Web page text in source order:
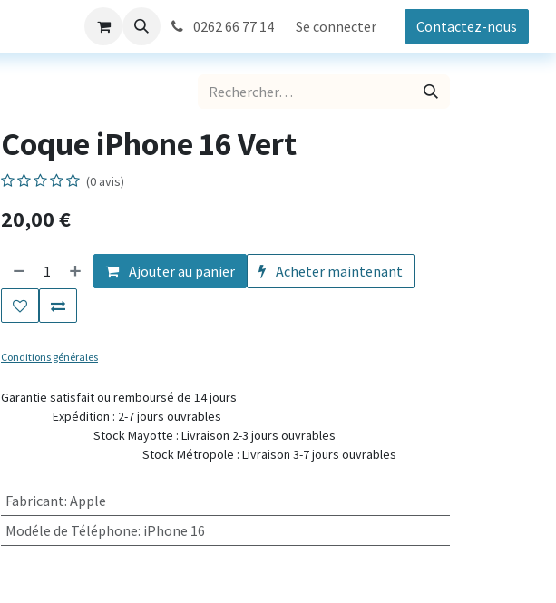
0262 66 77 14 Se connecter Contactez-nous
Coque iPhone 16 Vert
(0 avis)
20,00€
Ajouter au panier Acheter maintenant
Conditions générales
Garantie satisfait ou remboursé de 14 jours
Expédition : 2-7 jours ouvrables
Stock Mayotte : Livraison 2-3 jours ouvrables
Stock Métropole : Livraison 3-7 jours ouvrables
Fabricant: Apple
Modéle de Téléphone: iPhone 16